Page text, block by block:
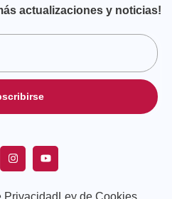
actualizaciones y noticias!
Privacidad Ley de Cookies